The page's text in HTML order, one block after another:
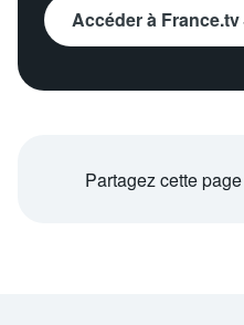
Accéder à France.tv
Partagez cette